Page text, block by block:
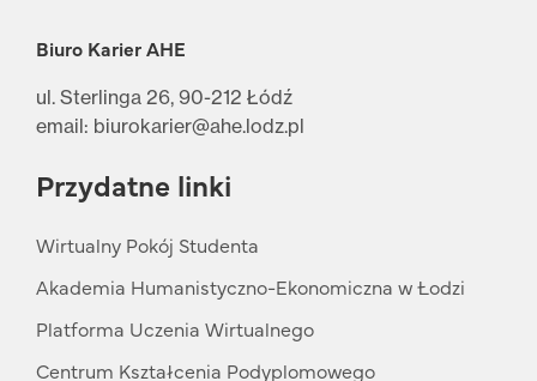
Biuro Karier AHE
ul. Sterlinga 26, 90-212 Łódź
email: biurokarier@ahe.lodz.pl
Przydatne linki
Wirtualny Pokój Studenta
Akademia Humanistyczno-Ekonomiczna w Łodzi
Platforma Uczenia Wirtualnego
Centrum Kształcenia Podyplomowego